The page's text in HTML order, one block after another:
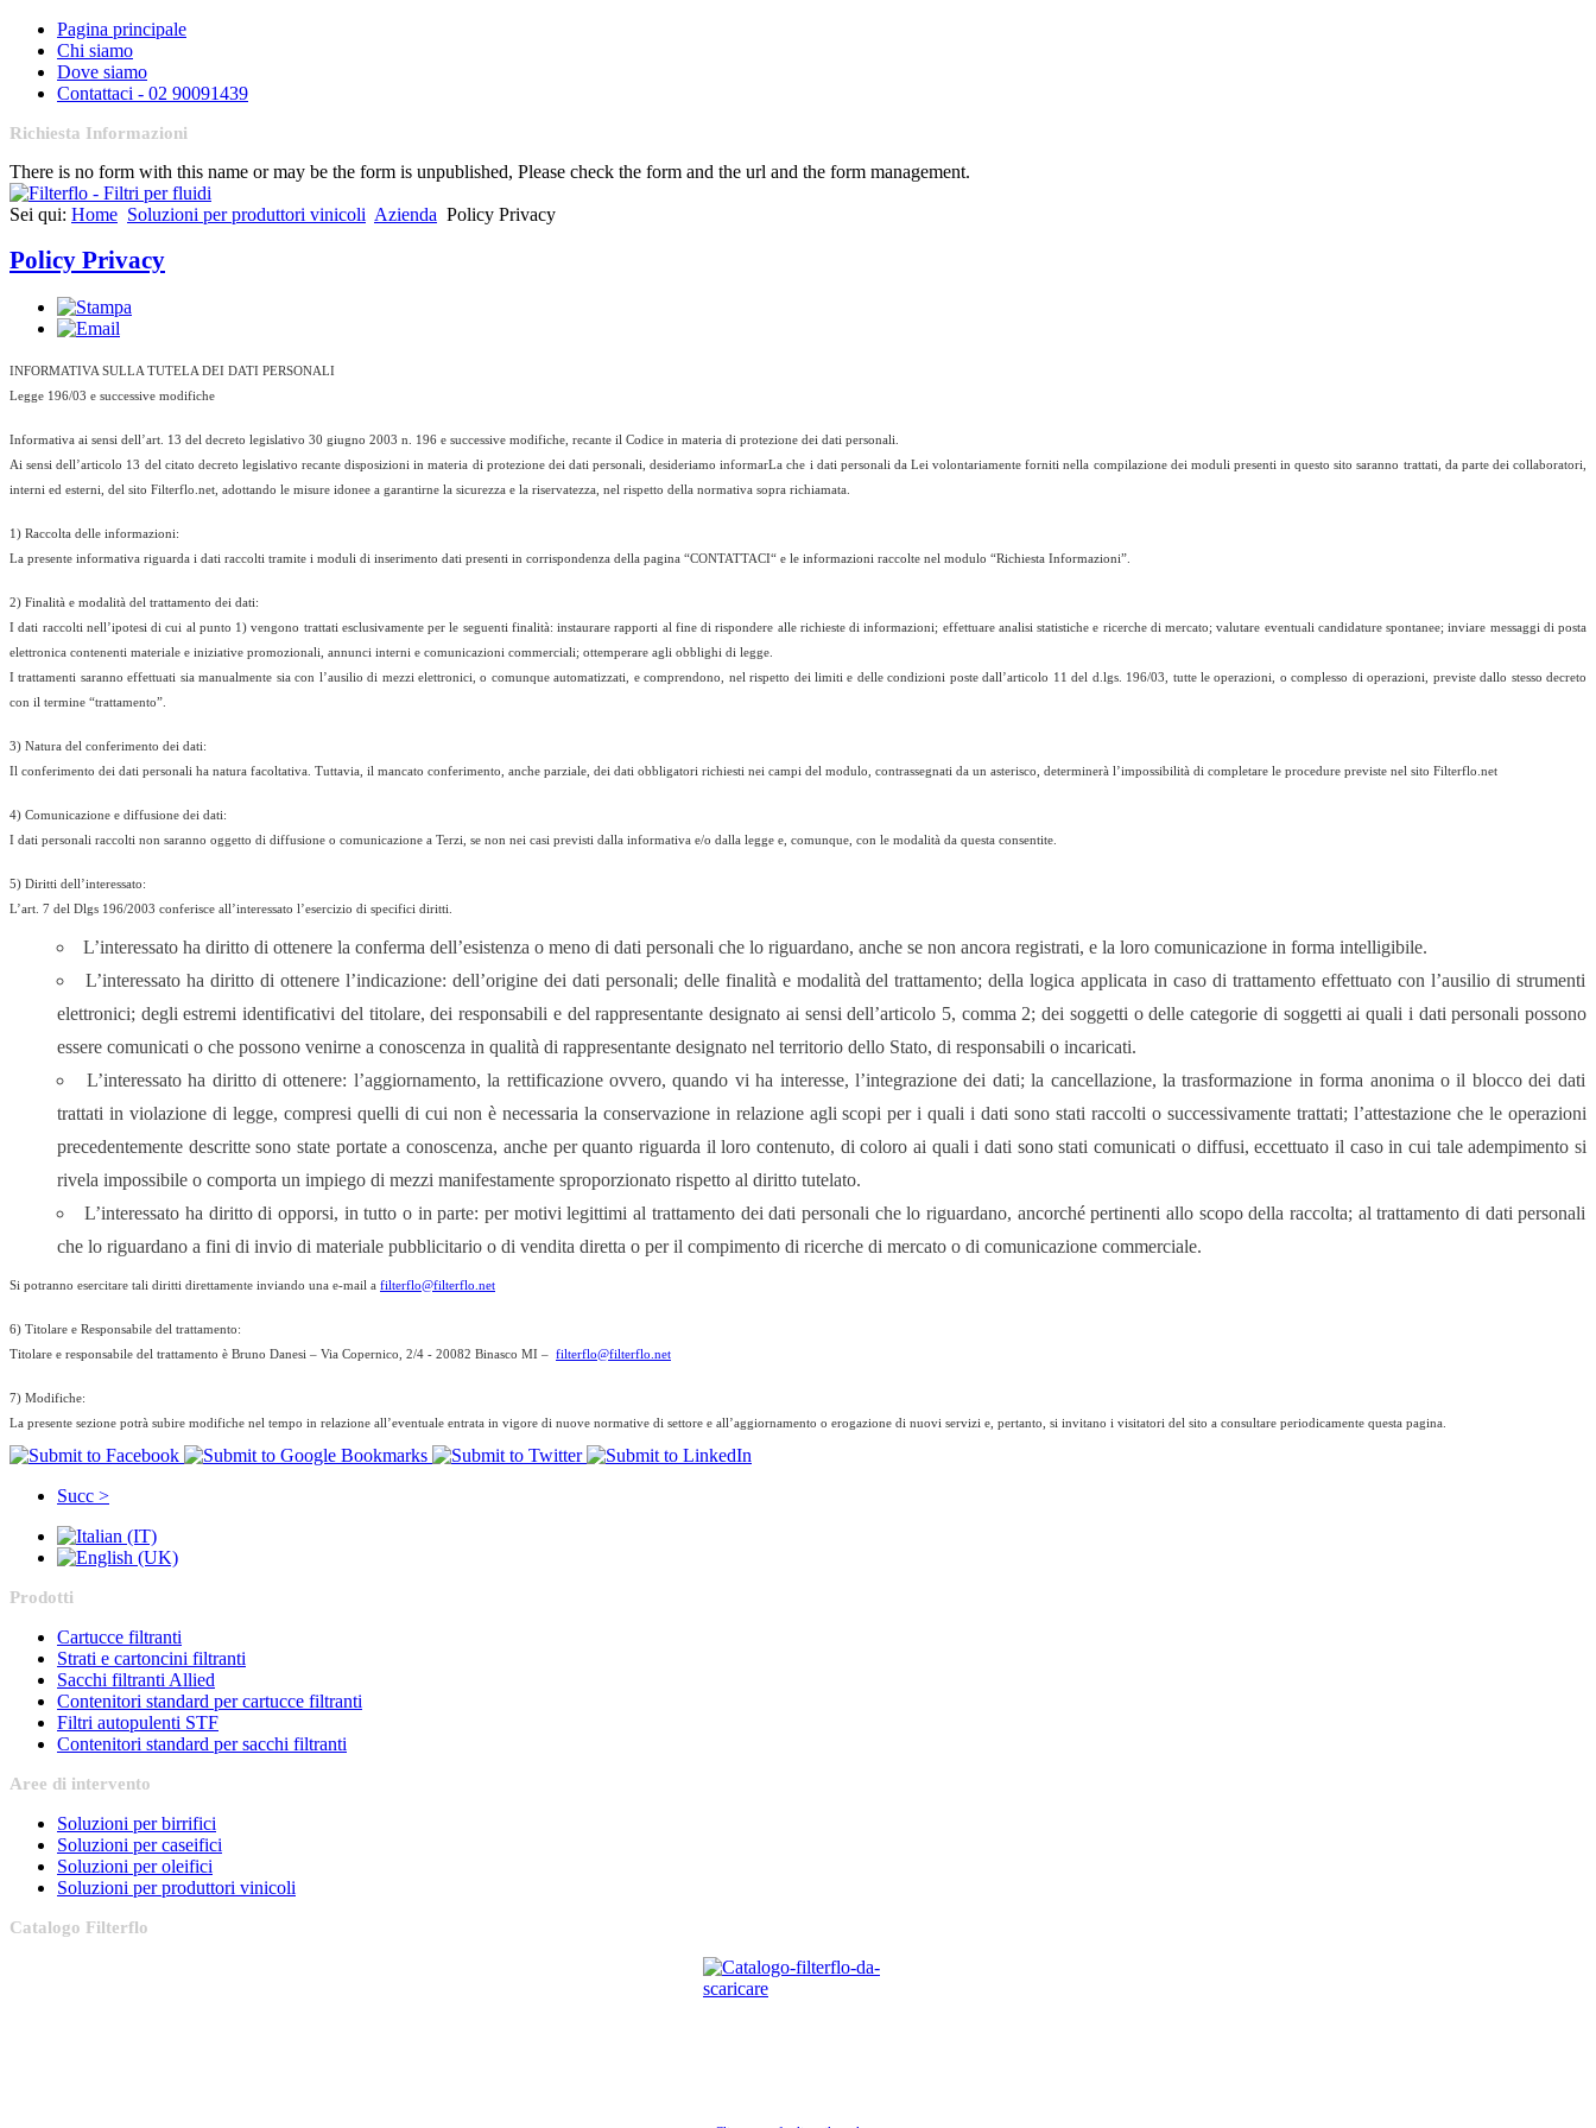
Pagina principale
Chi siamo
Dove siamo
Contattaci - 02 90091439
Richiesta Informazioni
There is no form with this name or may be the form is unpublished, Please check the form and the url and the form management.
Sei qui: Home Soluzioni per produttori vinicoli Azienda Policy Privacy
Policy Privacy
INFORMATIVA SULLA TUTELA DEI DATI PERSONALI
Legge 196/03 e successive modifiche
Informativa ai sensi dell’art. 13 del decreto legislativo 30 giugno 2003 n. 196 e successive modifiche, recante il Codice in materia di protezione dei dati personali.
Ai sensi dell’articolo 13 del citato decreto legislativo recante disposizioni in materia di protezione dei dati personali, desideriamo informarLa che i dati personali da Lei volontariamente forniti nella compilazione dei moduli presenti in questo sito saranno trattati, da parte dei collaboratori,
interni ed esterni, del sito Filterflo.net, adottando le misure idonee a garantirne la sicurezza e la riservatezza, nel rispetto della normativa sopra richiamata.
1) Raccolta delle informazioni:
La presente informativa riguarda i dati raccolti tramite i moduli di inserimento dati presenti in corrispondenza della pagina “CONTATTACI“ e le informazioni raccolte nel modulo “Richiesta Informazioni”.
2) Finalità e modalità del trattamento dei dati:
I dati raccolti nell’ipotesi di cui al punto 1) vengono trattati esclusivamente per le seguenti finalità: instaurare rapporti al fine di rispondere alle richieste di informazioni; effettuare analisi statistiche e ricerche di mercato; valutare eventuali candidature spontanee; inviare messaggi di posta
elettronica contenenti materiale e iniziative promozionali, annunci interni e comunicazioni commerciali; ottemperare agli obblighi di legge.
I trattamenti saranno effettuati sia manualmente sia con l’ausilio di mezzi elettronici, o comunque automatizzati, e comprendono, nel rispetto dei limiti e delle condizioni poste dall’articolo 11 del d.lgs. 196/03, tutte le operazioni, o complesso di operazioni, previste dallo stesso decreto
con il termine “trattamento”.
3) Natura del conferimento dei dati:
Il conferimento dei dati personali ha natura facoltativa. Tuttavia, il mancato conferimento, anche parziale, dei dati obbligatori richiesti nei campi del modulo, contrassegnati da un asterisco, determinerà l’impossibilità di completare le procedure previste nel sito Filterflo.net
4) Comunicazione e diffusione dei dati:
I dati personali raccolti non saranno oggetto di diffusione o comunicazione a Terzi, se non nei casi previsti dalla informativa e/o dalla legge e, comunque, con le modalità da questa consentite.
5) Diritti dell’interessato:
L’art. 7 del Dlgs 196/2003 conferisce all’interessato l’esercizio di specifici diritti.
L’interessato ha diritto di ottenere la conferma dell’esistenza o meno di dati personali che lo riguardano, anche se non ancora registrati, e la loro comunicazione in forma intelligibile.
L’interessato ha diritto di ottenere l’indicazione: dell’origine dei dati personali; delle finalità e modalità del trattamento; della logica applicata in caso di trattamento effettuato con l’ausilio di strumenti
elettronici; degli estremi identificativi del titolare, dei responsabili e del rappresentante designato ai sensi dell’articolo 5, comma 2; dei soggetti o delle categorie di soggetti ai quali i dati personali possono
essere comunicati o che possono venirne a conoscenza in qualità di rappresentante designato nel territorio dello Stato, di responsabili o incaricati.
L’interessato ha diritto di ottenere: l’aggiornamento, la rettificazione ovvero, quando vi ha interesse, l’integrazione dei dati; la cancellazione, la trasformazione in forma anonima o il blocco dei dati
trattati in violazione di legge, compresi quelli di cui non è necessaria la conservazione in relazione agli scopi per i quali i dati sono stati raccolti o successivamente trattati; l’attestazione che le operazioni
precedentemente descritte sono state portate a conoscenza, anche per quanto riguarda il loro contenuto, di coloro ai quali i dati sono stati comunicati o diffusi, eccettuato il caso in cui tale adempimento si
rivela impossibile o comporta un impiego di mezzi manifestamente sproporzionato rispetto al diritto tutelato.
L’interessato ha diritto di opporsi, in tutto o in parte: per motivi legittimi al trattamento dei dati personali che lo riguardano, ancorché pertinenti allo scopo della raccolta; al trattamento di dati personali
che lo riguardano a fini di invio di materiale pubblicitario o di vendita diretta o per il compimento di ricerche di mercato o di comunicazione commerciale.
Si potranno esercitare tali diritti direttamente inviando una e-mail a filterflo@filterflo.net
6) Titolare e Responsabile del trattamento:
Titolare e responsabile del trattamento è Bruno Danesi – Via Copernico, 2/4 - 20082 Binasco MI – filterflo@filterflo.net
7) Modifiche:
La presente sezione potrà subire modifiche nel tempo in relazione all’eventuale entrata in vigore di nuove normative di settore e all’aggiornamento o erogazione di nuovi servizi e, pertanto, si invitano i visitatori del sito a consultare periodicamente questa pagina.
Succ >
Prodotti
Cartucce filtranti
Strati e cartoncini filtranti
Sacchi filtranti Allied
Contenitori standard per cartucce filtranti
Filtri autopulenti STF
Contenitori standard per sacchi filtranti
Aree di intervento
Soluzioni per birrifici
Soluzioni per caseifici
Soluzioni per oleifici
Soluzioni per produttori vinicoli
Catalogo Filterflo